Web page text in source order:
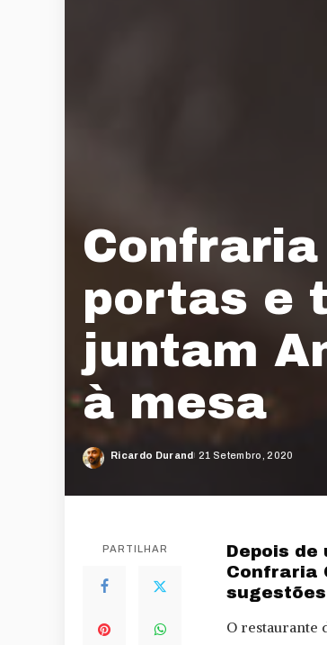
portas e
juntam
à mesa
Posted
Ricardo Durand 21 Setembro, 2020
PARTILHAR
Depois
Confraria
O restaurante